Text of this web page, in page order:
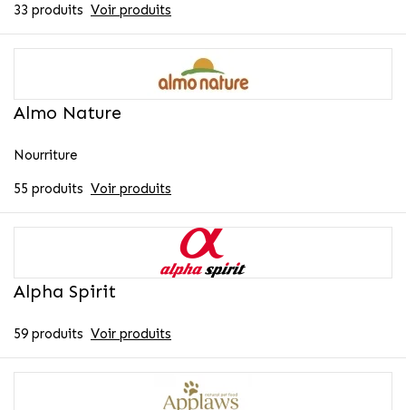
33 produits Voir produits
Almo Nature
Nourriture
55 produits Voir produits
Alpha Spirit
59 produits Voir produits